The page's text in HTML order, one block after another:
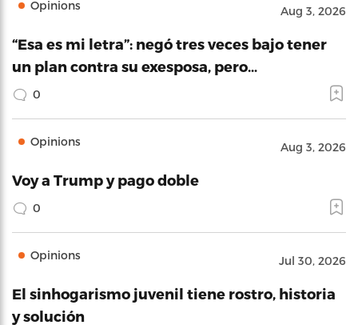
Opinions Aug 3, 2026
“Esa es mi letra”: negó tres veces bajo tener
un plan contra su exesposa, pero…
0
Opinions Aug 3, 2026
Voy a Trump y pago doble
0
Opinions Jul 30, 2026
El sinhogarismo juvenil tiene rostro, historia
y solución